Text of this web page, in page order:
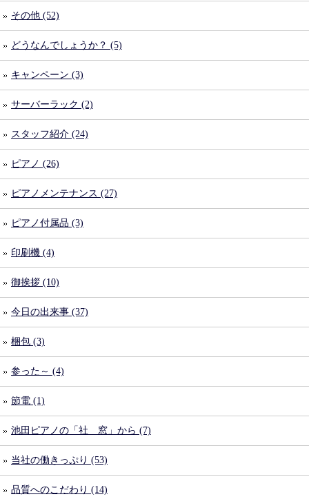
その他 (52)
どうなんでしょうか？ (5)
キャンペーン (3)
サーバーラック (2)
スタッフ紹介 (24)
ピアノ (26)
ピアノメンテナンス (27)
ピアノ付属品 (3)
印刷機 (4)
御挨拶 (10)
今日の出来事 (37)
梱包 (3)
参った～ (4)
節電 (1)
池田ピアノの「社 窓」から (7)
当社の働きっぷり (53)
品質へのこだわり (14)